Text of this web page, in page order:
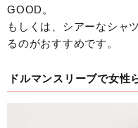
GOOD。
もしくは、シアーなシャ
るのがおすすめです。
ドルマンスリーブで女性